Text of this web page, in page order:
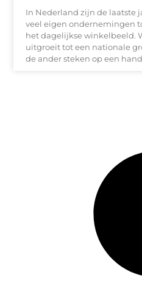
In Nederland zijn de laatste
veel eigen ondernemingen
het dagelijkse winkelbeeld.
uitgroeit tot een nationale
de ander steken op een